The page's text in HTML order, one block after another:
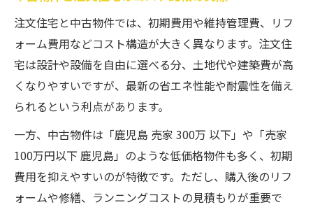
注文住宅と中古物件では、初期費用や維持管理費、リフ
ォーム費用などコスト構造が大きく異なります。注文住
宅は設計や設備を自由に選べる分、土地代や建築費が高
くなりやすいですが、最新の省エネ性能や耐震性を備え
られるという利点があります。
一方、中古物件は「鹿児島 売家 300万 以下」や「売家
100万円以下 鹿児島」のような低価格物件も多く、初期
費用を抑えやすいのが特徴です。ただし、購入後のリフ
ォームや修繕、ランニングコストの見積もりが重要で